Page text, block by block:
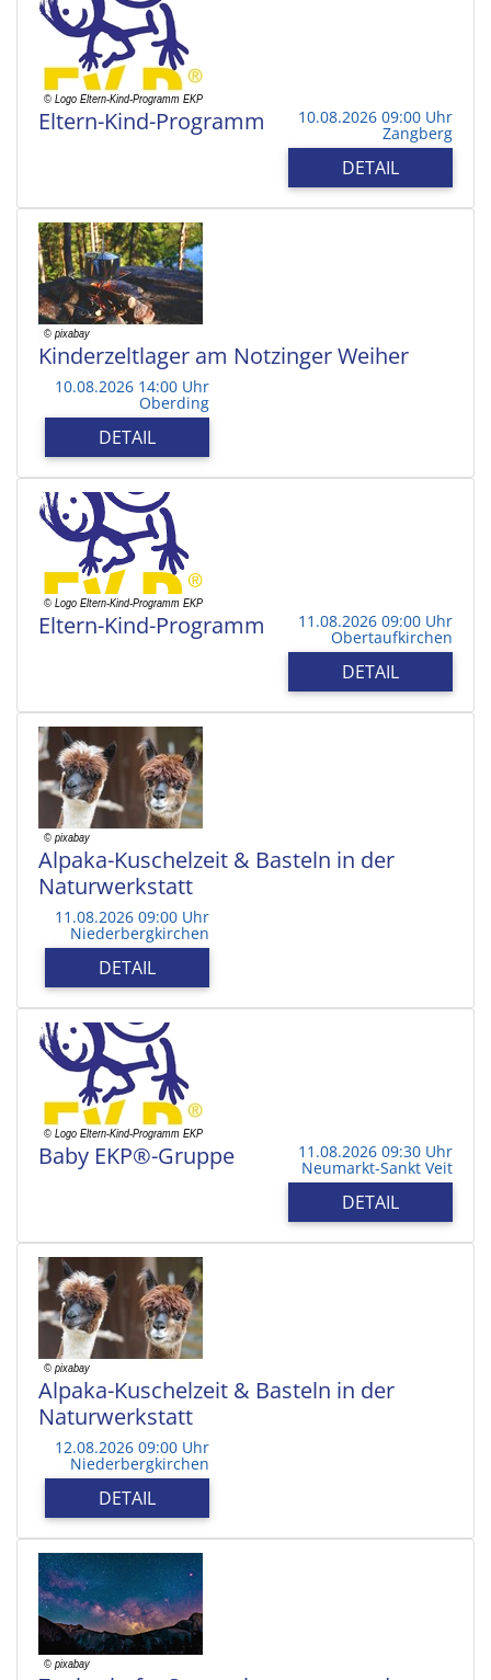
Eltern-Kind-Programm 10.08.2026 09:00 Uhr
Zangberg
DETAIL
Kinderzeltlager am Notzinger Weiher
10.08.2026 14:00 Uhr
Oberding
DETAIL
Eltern-Kind-Programm 11.08.2026 09:00 Uhr
Obertaufkirchen
DETAIL
Alpaka-Kuschelzeit & Basteln in der
Naturwerkstatt
11.08.2026 09:00 Uhr
Niederbergkirchen
DETAIL
Baby EKP®-Gruppe 11.08.2026 09:30 Uhr
Neumarkt-Sankt Veit
DETAIL
Alpaka-Kuschelzeit & Basteln in der
Naturwerkstatt
12.08.2026 09:00 Uhr
Niederbergkirchen
DETAIL